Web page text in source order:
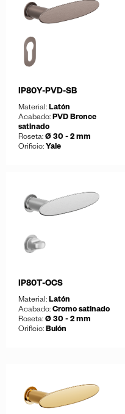
IP80Y-PVD-SB
Material: Latón
Acabado: PVD Bronce
satinado
Roseta: Ø 30 - 2 mm
Orificio: Yale
IP80T-OCS
Material: Latón
Acabado: Cromo satinado
Roseta: Ø 30 - 2 mm
Orificio: Bulón